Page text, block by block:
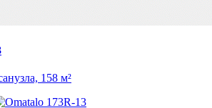
158 м²